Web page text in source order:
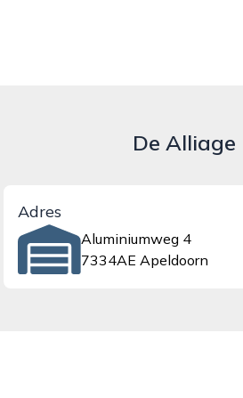
De Alliage
Adres
Aluminiumweg 4
7334AE Apeldoorn